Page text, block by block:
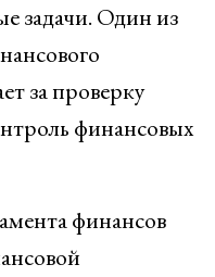
задачи. Один из
за проверку
финансовых
финансов